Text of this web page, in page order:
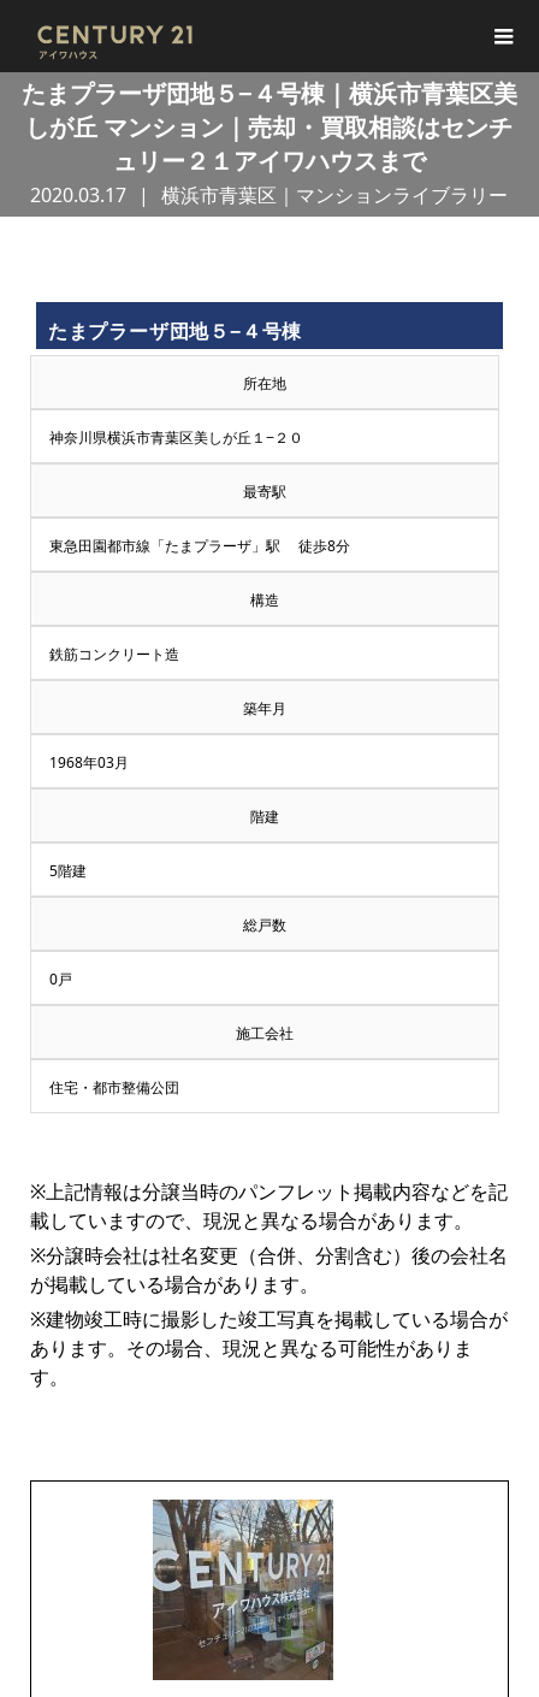
たまプラーザ団地５−４号棟｜横浜市青葉区美
しが丘 マンション｜売却・買取相談はセンチ
ュリー２１アイワハウスまで
2020.03.17 横浜市青葉区｜マンションライブラリー
買
取
王
で
売
却・
取
談
付
中
♪
横
浜
青
葉
区
ン
たまプラーザ団地５−４号棟
所在地
神奈川県横浜市青葉区美しが丘１−２０
最寄駅
東急田園都市線「たまプラーザ」駅 徒歩8分
構造
鉄筋コンクリート造
築年月
1968年03月
階建
5階建
総戸数
0戸
施工会社
住宅・都市整備公団
※上記情報は分譲当時のパンフレット掲載内容などを記
載していますので、現況と異なる場合があります。
※分譲時会社は社名変更（合併、分割含む）後の会社名
が掲載している場合があります。
※建物竣工時に撮影した竣工写真を掲載している場合が
あります。その場合、現況と異なる可能性がありま
す。